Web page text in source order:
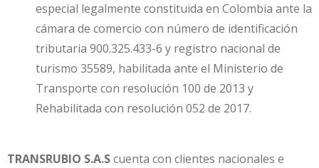
especial legalmente constituida en Colombia ante la
cámara de comercio con número de identificación
tributaria 900.325.433-6 y registro nacional de
turismo 35589, habilitada ante el Ministerio de
Transporte con resolución 100 de 2013 y
Rehabilitada con resolución 052 de 2017.
TRANSRUBIO S.A.Scuenta con clientes nacionales e